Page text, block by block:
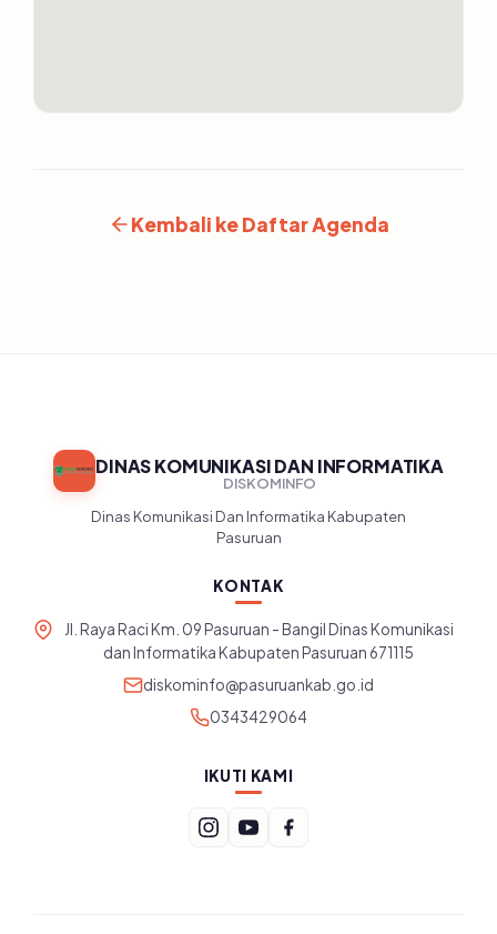
Kembali ke Daftar Agenda
DINAS KOMUNIKASI DAN INFORMATIKA
DISKOMINFO
Dinas Komunikasi Dan Informatika Kabupaten
Pasuruan
KONTAK
Jl. Raya Raci Km. 09 Pasuruan - Bangil Dinas Komunikasi
dan Informatika Kabupaten Pasuruan 671115
diskominfo@pasuruankab.go.id
0343429064
IKUTI KAMI